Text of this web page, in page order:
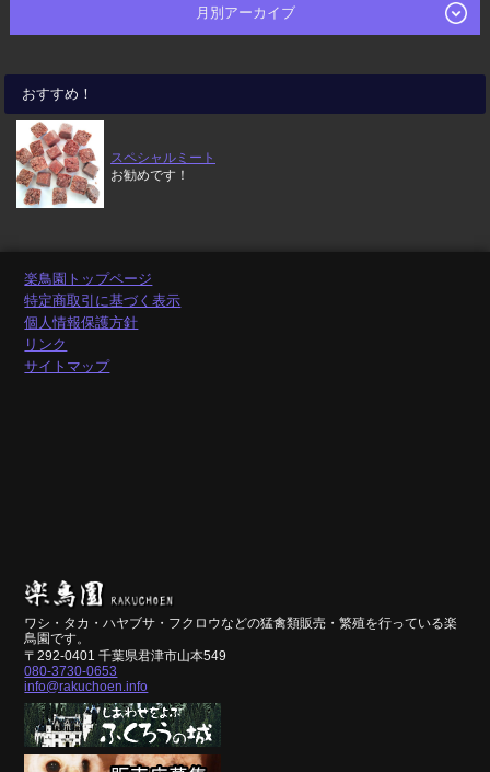
月別アーカイブ
おすすめ！
スペシャルミート
お勧めです！
楽鳥園トップページ
特定商取引に基づく表示
個人情報保護方針
リンク
サイトマップ
ワシ・タカ・ハヤブサ・フクロウなどの猛禽類販売・繁殖を行っている楽
鳥園です。
〒292-0401 千葉県君津市山本549
080-3730-0653
info@rakuchoen.info